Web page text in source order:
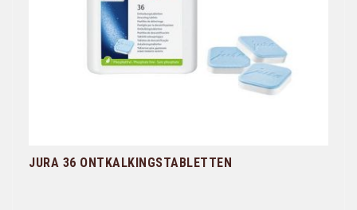
JURA 36 ONTKALKINGSTABLETTEN